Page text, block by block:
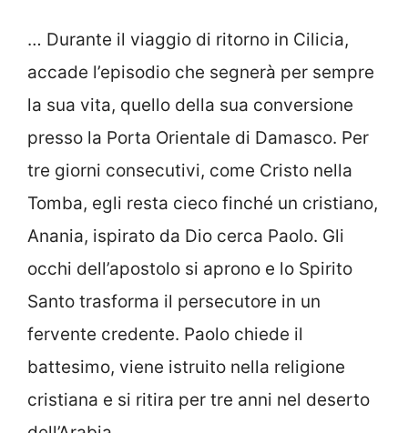
… Durante il viaggio di ritorno in Cilicia,
accade l’episodio che segnerà per sempre
la sua vita, quello della sua conversione
presso la Porta Orientale di Damasco. Per
tre giorni consecutivi, come Cristo nella
Tomba, egli resta cieco finché un cristiano,
Anania, ispirato da Dio cerca Paolo. Gli
occhi dell’apostolo si aprono e lo Spirito
Santo trasforma il persecutore in un
fervente credente. Paolo chiede il
battesimo, viene istruito nella religione
cristiana e si ritira per tre anni nel deserto